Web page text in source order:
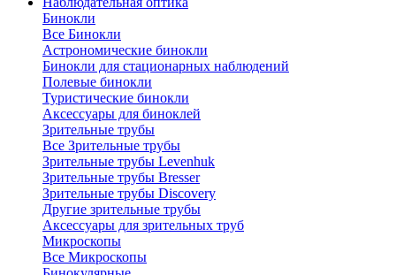
Бинокли
Все Бинокли
Астрономические бинокли
Бинокли для стационарных наблюдений
Полевые бинокли
Туристические бинокли
Аксессуары для биноклей
Зрительные трубы
Все Зрительные трубы
Зрительные трубы Levenhuk
Зрительные трубы Bresser
Зрительные трубы Discovery
Другие зрительные трубы
Аксессуары для зрительных труб
Микроскопы
Все Микроскопы